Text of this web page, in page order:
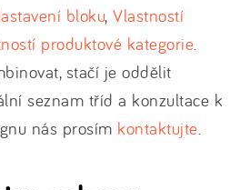
bloku, Vlastností
produktové kategorie
stačí je oddělit
seznam tříd a konzultace k
nás prosím kontaktujte